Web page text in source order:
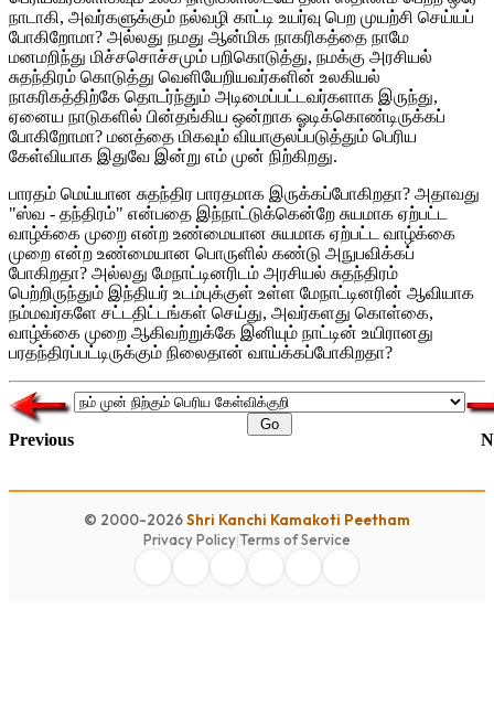
நாடாகி, அவர்களுக்கும் நல்வழி காட்டி உயர்வு பெற முயற்சி செய்யப்
போகிறோமா? அல்லது நமது ஆன்மிக நாகரிகத்தை நாமே
மனமறிந்து மிச்சசொச்சமும் பறிகொடுத்து, நமக்கு அரசியல்
சுதந்திரம் கொடுத்து வெளியேறியவர்களின் உலகியல்
நாகரிகத்திற்கே தொடர்ந்தும் அடிமைப்பட்டவர்களாக இருந்து,
ஏனைய நாடுகளில் பின்தங்கிய ஒன்றாக ஓடிக்கொண்டிருக்கப்
போகிறோமா? மனத்தை மிகவும் வியாகுலப்படுத்தும் பெரிய
கேள்வியாக இதுவே இன்று எம் முன் நிற்கிறது.
பாரதம் மெய்யான சுதந்திர பாரதமாக இருக்கப்போகிறதா? அதாவது
"ஸ்வ - தந்திரம்" என்பதை இந்நாட்டுக்கென்றே சுயமாக ஏற்பட்ட
வாழ்க்கை முறை என்ற உண்மையான சுயமாக ஏற்பட்ட வாழ்க்கை
முறை என்ற உண்மையான பொருளில் கண்டு அநுபவிக்கப்
போகிறதா? அல்லது மேநாட்டினரிடம் அரசியல் சுதந்திரம்
பெற்றிருந்தும் இந்தியர் உடம்புக்குள் உள்ள மேநாட்டினரின் ஆவியாக
நம்மவர்களே சட்டதிட்டங்கள் செய்து, அவர்களது கொள்கை,
வாழ்க்கை முறை ஆகிவற்றுக்கே இனியும் நாட்டின் உயிரானது
பரதந்திரப்பட்டிருக்கும் நிலைதான் வாய்க்கப்போகிறதா?
Previous
© 2000-2026Shri Kanchi Kamakoti Peetham
Privacy Policy|Terms of Service